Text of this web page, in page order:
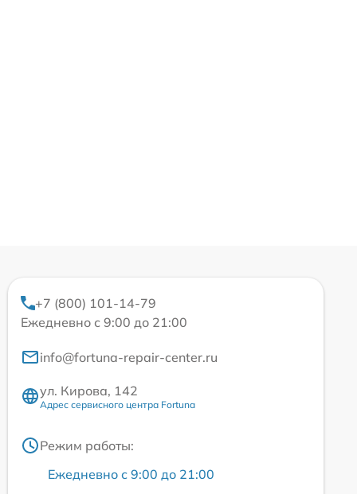
+7 (800) 101-14-79
Ежедневно с 9:00 до 21:00
info@fortuna-repair-center.ru
ул. Кирова, 142
Адрес сервисного центра Fortuna
Режим работы:
Ежедневно с 9:00 до 21:00